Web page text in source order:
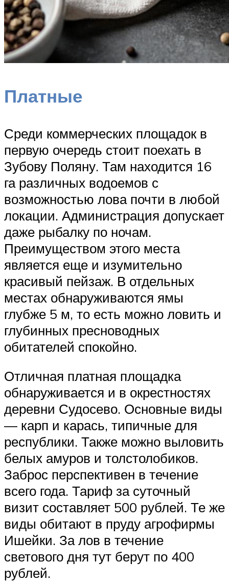
Платные
Среди коммерческих площадок в
первую очередь стоит поехать в
Зубову Поляну. Там находится 16
га различных водоемов с
возможностью лова почти в любой
локации. Администрация допускает
даже рыбалку по ночам.
Преимуществом этого места
является еще и изумительно
красивый пейзаж. В отдельных
местах обнаруживаются ямы
глубже 5 м, то есть можно ловить и
глубинных пресноводных
обитателей спокойно.
Отличная платная площадка
обнаруживается и в окрестностях
деревни Судосево. Основные виды
— карп и карась, типичные для
республики. Также можно выловить
белых амуров и толстолобиков.
Заброс перспективен в течение
всего года. Тариф за суточный
визит составляет 500 рублей. Те же
виды обитают в пруду агрофирмы
Ишейки. За лов в течение
светового дня тут берут по 400
рублей.